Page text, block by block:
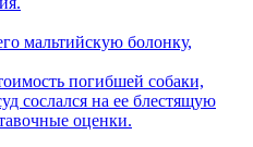
мальтийскую болонку,
погибшей собаки,
сослался на ее блестящую
оценки.